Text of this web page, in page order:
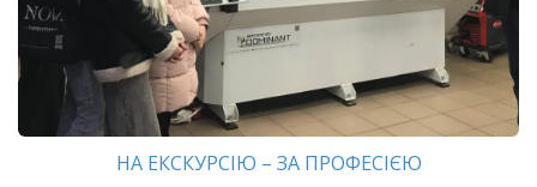
НА ЕКСКУРСІЮ – ЗА ПРОФЕСІЄЮ